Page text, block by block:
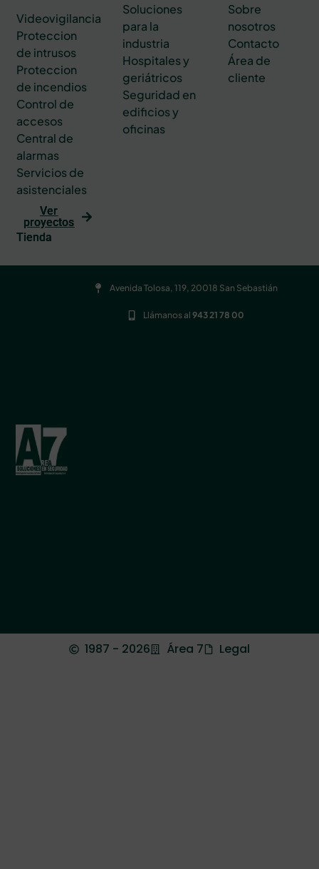
Videovigilancia
Proteccion
de intrusos
Proteccion
de incendios
Control de
accesos
Central de
alarmas
Servicios de
asistenciales
Ver
proyectos
Tienda
Soluciones
para la
industria
Hospitales y
geriátricos
Seguridad en
edificios y
oficinas
Sobre
nosotros
Contacto
Área de
cliente
Avenida Tolosa, 119, 20018 San Sebastián
Llámanos al 943 21 78 00
1987 - 2026 Área 7 Legal